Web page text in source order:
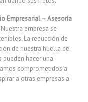
Empresarial – Asesoría
empresa se
La reducción de
de nuestra huella de
hacer una
comprometidos a
a otras empresas a